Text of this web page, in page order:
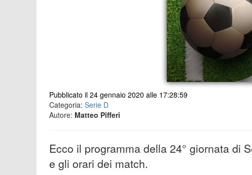
Pubblicato il 24 gennaio 2020 alle 17:28:59
Categoria: Serie D
Autore: Matteo Pifferi
Ecco il programma della 24° giornata di
e gli orari dei match.